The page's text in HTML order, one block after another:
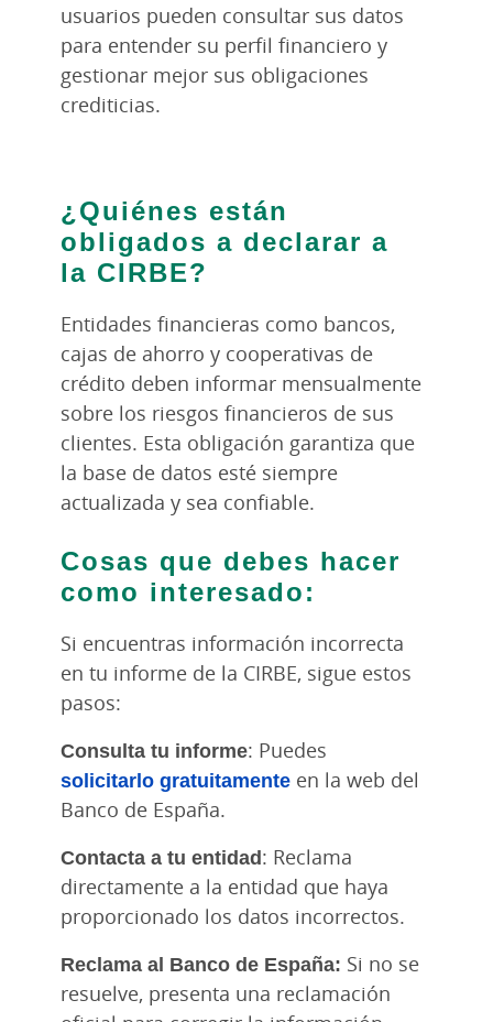
usuarios pueden consultar sus datos
para entender su perfil financiero y
gestionar mejor sus obligaciones
crediticias.
¿Quiénes están
obligados a declarar a
la CIRBE?
Entidades financieras como bancos,
cajas de ahorro y cooperativas de
crédito deben informar mensualmente
sobre los riesgos financieros de sus
clientes. Esta obligación garantiza que
la base de datos esté siempre
actualizada y sea confiable.
Cosas que debes hacer
como interesado:
Si encuentras información incorrecta
en tu informe de la CIRBE, sigue estos
pasos:
Consulta tu informe: Puedes
solicitarlo gratuitamente en la web del
Banco de España.
Contacta a tu entidad: Reclama
directamente a la entidad que haya
proporcionado los datos incorrectos.
Reclama al Banco de España: Si no se
resuelve, presenta una reclamación